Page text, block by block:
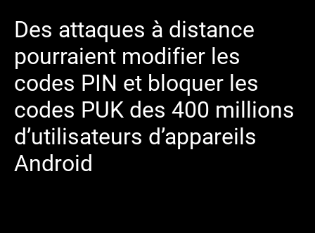
Des attaques à distance
pourraient modifier les
codes PIN et bloquer les
codes PUK des 400 millions
d’utilisateurs d’appareils
Android